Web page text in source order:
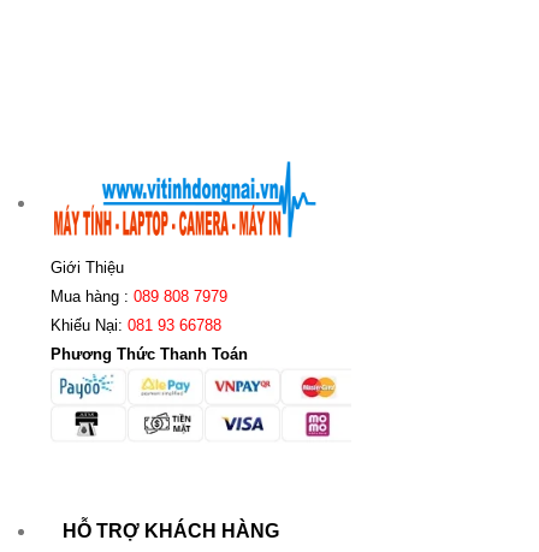
Giới Thiệu
Mua hàng : 089 808 7979
Khiếu Nại: 081 93 66788
Phương Thức Thanh Toán
HỖ TRỢ KHÁCH HÀNG